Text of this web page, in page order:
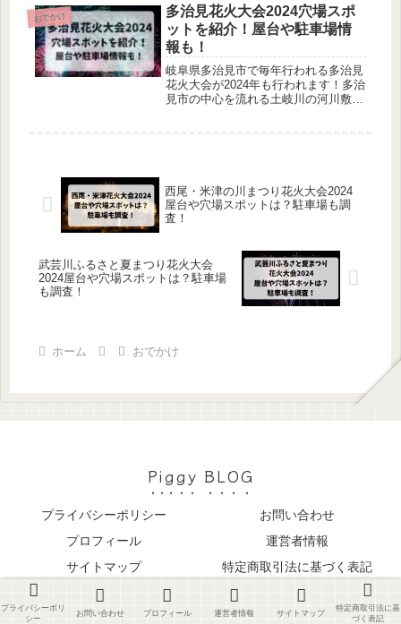
歳から見せるべきなのか？」という悩
みを抱える方も多いでしょう。この記
事では、「はたらく細胞」の映画が何
歳から見れるのか、小学生でも楽しめ
るのか、アニメを見ていなくても理解
できるのかを詳しく解説します。
おでかけ
多治見花火大会2024穴場スポ
ットを紹介！屋台や駐車場情
報も！
岐阜県多治見市で毎年行われる多治見
花火大会が2024年も行われます！多治
見市の中心を流れる土岐川の河川敷で
西尾・米津の川まつり花火大会2024
屋台や穴場スポットは？駐車場も調
査！
武芸川ふるさと夏まつり花火大会
2024屋台や穴場スポットは？駐車場
も調査！
ホーム おでかけ
Piggy BLOG
プライバシーポリシー
お問い合わせ
プロフィール
運営者情報
サイトマップ
特定商取引法に基づく表記
© 2023 Piggy BLOG.
プライバシーポリ
シー
お問い合わせ プロフィール 運営者情報 サイトマップ
特定商取引法に基
づく表記